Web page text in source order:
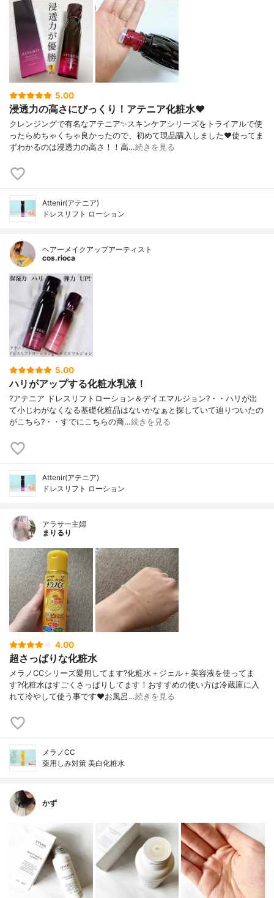
5.00
浸透力の高さにびっくり！アテニア化粧水❤️
クレンジングで有名なアテニア✨スキンケアシリーズをトライアルで使
ったらめちゃくちゃ良かったので、初めて現品購入しました❤️使ってま
ずわかるのは浸透力の高さ！！高…続きを見る
Attenir(アテニア)
ドレスリフト ローション
ヘアーメイクアップアーティスト
cos.rioca
5.00
ハリがアップする化粧水乳液！
?アテニア ドレスリフトローション＆デイエマルジョン?・・ハリが出
て小じわがなくなる基礎化粧品はないかなぁと探していて辿りついたの
がこちら?・・すでにこちらの商…続きを見る
Attenir(アテニア)
ドレスリフト ローション
アラサー主婦
まりるり
4.00
超さっぱりな化粧水
メラノCCシリーズ愛用してます?化粧水＋ジェル＋美容液を使ってま
す?化粧水はすごくさっぱりしてます！おすすめの使い方は冷蔵庫に入
れて冷やして使う事です❤️お風呂…続きを見る
メラノCC
薬用しみ対策 美白化粧水
かず